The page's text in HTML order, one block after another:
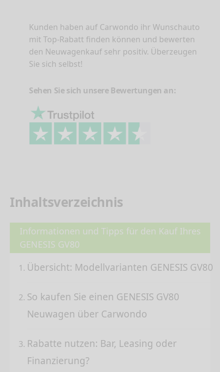
Kunden haben auf Carwondo ihr Wunschauto
mit Top-Rabatt finden können und bewerten
den Neuwagenkauf sehr positiv. Überzeugen
Sie sich selbst!
Sehen Sie sich unsere Bewertungen an:
Inhaltsverzeichnis
Informationen und Tipps für den Kauf Ihres
GENESIS GV80
Übersicht: Modellvarianten GENESIS GV80
So kaufen Sie einen GENESIS GV80
Neuwagen über Carwondo
Rabatte nutzen: Bar, Leasing oder
Finanzierung?